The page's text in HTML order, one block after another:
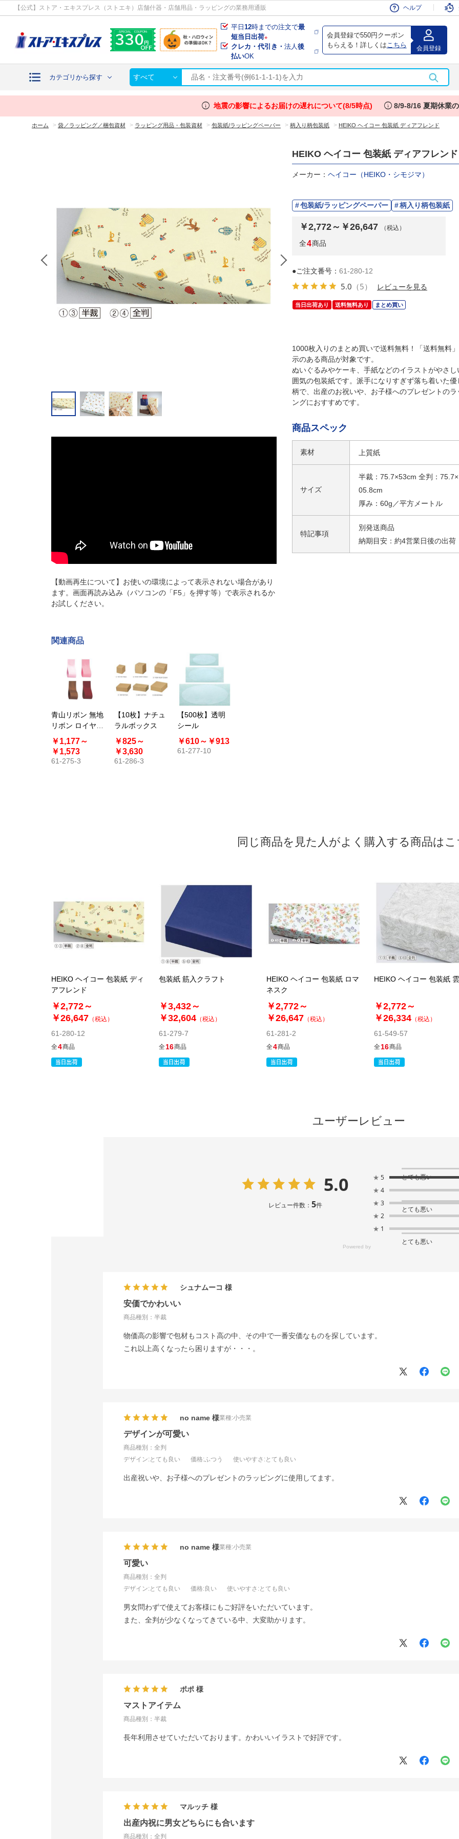
【公式】ストア・エキスプレス（ストエキ）店舗什器・店舗用品・ラッピングの業務用通販 ヘルプ
平日12時までの注文で最
短当日出荷※
クレカ・代引き・法人後
払いOK
会員登録で550円クーポン
もらえる！詳しくは こちら 会員登録
カテゴリから探す すべて
会員
info 地震の影響によるお届けの遅れについて(8/5時点) info 8/9-8/16 夏期休業
ホーム > 袋／ラッピング／梱包資材 > ラッピング用品・包装資材 > 包装紙/ラッピングペーパー > 柄入り柄包装紙 > HEIKO ヘイコー 包装紙 ディアフレンド
【動画再生について】お使いの環境によって表示されない場合があり
ます。画面再読み込み（パソコンの「F5」を押す等）で表示されるか
お試しください。
関連商品
青山リボン 無地
リボン ロイヤル
タフタ 100m巻
￥1,177～
￥1,573
61-275-3
【10枚】ナチュ
ラルボックス
￥825～
￥3,630
61-286-3
【500枚】透明
シール
￥610～ ￥913
61-277-10
HEIKO ヘイコー 包装紙 ディアフレンド
メーカー： ヘイコー（HEIKO・シモジマ）
包装紙/ラッピングペーパー 柄入り柄包装紙
￥2,772～￥26,647 （税込）
全4商品
●ご注文番号： 61-280-12
5.0 （5） レビューを見る
当日出荷あり 送料無料あり まとめ買い
1000枚入りのまとめ買いで送料無料！「送料無料
示のある商品が対象です。
ぬいぐるみやケーキ、手紙などのイラストがやさし
囲気の包装紙です。派手になりすぎず落ち着いた優
柄で、出産のお祝いや、お子様へのプレゼントのラ
ングにおすすめです。
商品スペック
素材 上質紙
サイズ
半裁：75.7×53cm 全判：
05.8cm
厚み：60g／平方メートル
特記事項
別発送商品
納期目安：約4営業日後の出荷
同じ商品を見た人がよく購入する商品は
HEIKO ヘイコー 包装紙 ディ
アフレンド
￥2,772～
￥26,647 （税込）
61-280-12
全4商品
包装紙 筋入クラフト
￥3,432～
￥32,604 （税込）
61-279-7
全16商品
HEIKO ヘイコー 包装紙 ロマ
ネスク
￥2,772～
￥26,647 （税込）
61-281-2
全4商品
HEIKO ヘイコー 包装紙
￥2,772～
￥26,334 （税込）
61-549-57
全16商品
ユーザーレビュー
5.0
レビュー件数： 5件
★ 5
★ 4
★ 3
★ 2
★ 1
とても悪い
とても悪い
とても悪い
安価でかわいい
商品種別：半裁
シュナムーコ
物価高の影響で包材もコスト高の中、その中で一番安価なものを探しています。
これ以上高くなったら困りますが・・・。
デザインが可愛い
商品種別：全判
デザイン:とても良い 価格:ふつう 使いやすさ :とても良い
no name 業種:小売業
出産祝いや、お子様へのプレゼントのラッピングに使用してます。
可愛い
商品種別：全判
デザイン:とても良い 価格:良い 使いやすさ :とても良い
no name 業種:小売業
男女問わずで使えてお客様にもご好評をいただいています。
また、全判が少なくなってきている中、大変助かります。
マストアイテム
商品種別：半裁
ポポ
長年利用させていただいております。かわいいイラストで好評です。
出産内祝に男女どちらにも合います
商品種別：全判
マルッチ